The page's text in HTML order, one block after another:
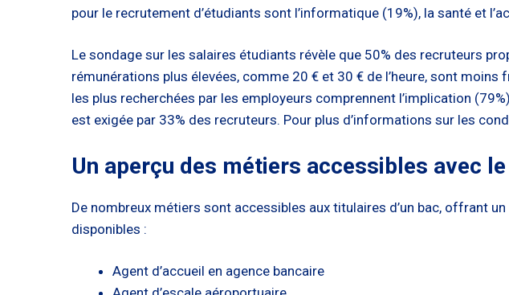
pour le recrutement d’étudiants sont l’informatique (19%), la santé et
Le sondage sur les salaires étudiants révèle que 50% des recruteurs
rémunérations plus élevées, comme 20 € et 30 € de l’heure, sont
les plus recherchées par les employeurs comprennent l’implication
est exigée par 33% des recruteurs. Pour plus d’informations sur les
Un aperçu des métiers accessibles avec
De nombreux métiers sont accessibles aux titulaires d’un bac, offrant
disponibles :
Agent d’accueil en agence bancaire